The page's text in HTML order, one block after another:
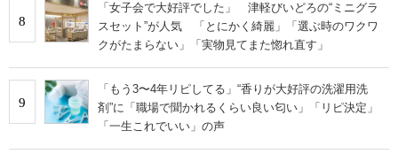
8
「女子会で大好評でした」 津軽びいどろの“ミニグラ
スセット”が人気 「とにかく綺麗」「選ぶ時のワクワ
クがたまらない」「実物見てまた惚れ直す」
9
「もう3〜4年リピしてる」“香りが大好評の洗濯用洗
剤”に「職場で聞かれるくらい良い匂い」「リピ決定」
「一生これでいい」の声